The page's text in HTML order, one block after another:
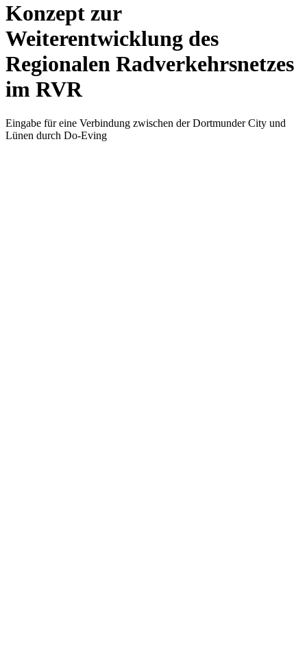
Konzept zur
Weiterentwicklung des
Regionalen Radverkehrsnetzes
im RVR
Eingabe für eine Verbindung zwischen der Dortmunder City und
Lünen durch Do-Eving